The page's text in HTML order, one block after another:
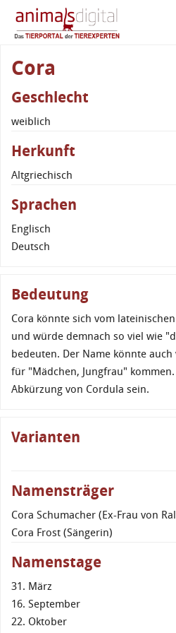
Cora
Geschlecht
weiblich
Herkunft
Altgriechisch
Sprachen
Englisch
Deutsch
Bedeutung
Cora könnte sich vom
und würde demnach so viel wie
bedeuten. Der Name könnte
für "Mädchen, Jungfrau"
Abkürzung von Cordula sein.
Varianten
Namensträger
Cora Schumacher (Ex-Frau von
Cora Frost (Sängerin)
Namenstage
31. März
16. September
22. Oktober